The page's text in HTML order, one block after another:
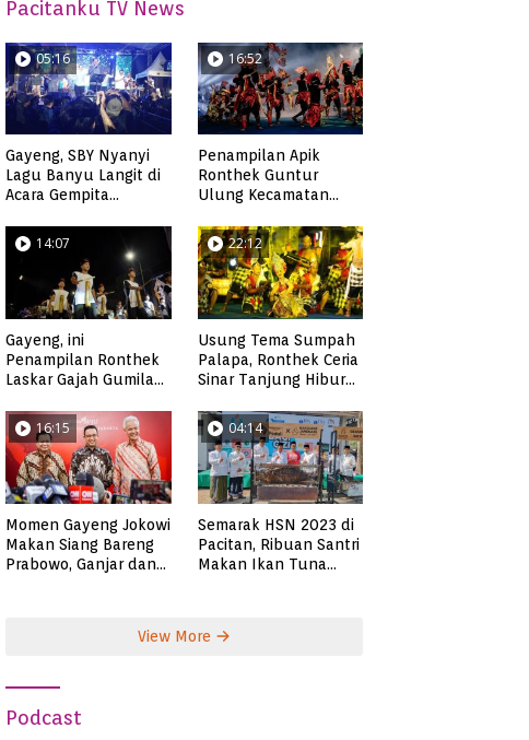
Pacitanku TV News
05:16
Gayeng, SBY Nyanyi
Lagu Banyu Langit di
Acara Gempita
16:52
Penampilan Apik
Ronthek Guntur
Ulung Kecamatan
14:07
Gayeng, ini
Penampilan Ronthek
Laskar Gajah Gumilap
22:12
Usung Tema Sumpah
Palapa, Ronthek Ceria
Sinar Tanjung Hibur
FRP 2023
16:15
Momen Gayeng Jokowi
Makan Siang Bareng
Prabowo, Ganjar dan
04:14
Semarak HSN 2023 di
Pacitan, Ribuan Santri
Makan Ikan Tuna
View More
Podcast